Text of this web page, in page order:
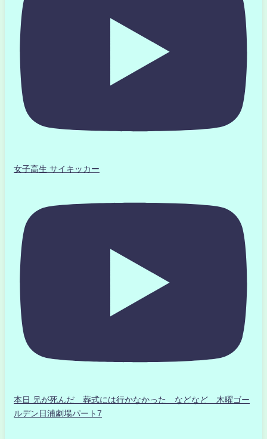
女子高生 サイキッカー
本日 兄が死んだ 葬式には行かなかった などなど 木曜ゴー
ルデン日浦劇場パート7